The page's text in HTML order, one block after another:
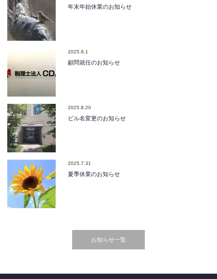
年末年始休業のお知らせ
2025.9.1
顧問就任のお知らせ
2025.8.20
ビル名変更のお知らせ
2025.7.31
夏季休業のお知らせ
お知らせ一覧